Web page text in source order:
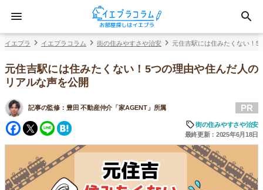
イエプラ イエプラコラム 街の住みやすさや治安 元住吉駅には住みたくない！5
元住吉駅には住みたくない！5つの理由や住んだ人の
リアルな声を公開
記事の監修： 豊田 不動産仲介「家AGENT」所属
Facebook
Twitter
Line
PR
街の住みやすさや治安
最終更新：2025年6月18日